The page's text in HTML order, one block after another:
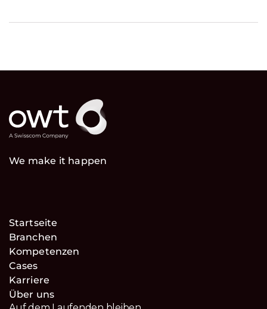
We make it happen
Startseite
Branchen
Kompetenzen
Cases
Karriere
Über uns